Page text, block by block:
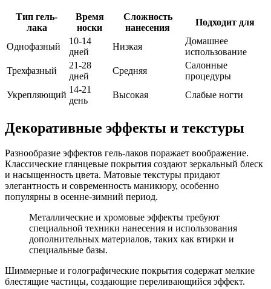
Тип гель-
лака
Время
носки
Сложность
нанесения
Подходит для
Однофазный
10-14
дней
Низкая
Домашнее
использование
Трехфазный
21-28
дней
Средняя
Салонные
процедуры
Укрепляющий
14-21
день
Высокая Слабые ногти
Декоративные эффекты и текстуры
Разнообразие эффектов гель-лаков поражает воображение.
Классические глянцевые покрытия создают зеркальный блеск
и насыщенность цвета. Матовые текстуры придают
элегантность и современность маникюру, особенно
популярны в осенне-зимний период.
Металлические и хромовые эффекты требуют
специальной техники нанесения и использования
дополнительных материалов, таких как втирки и
специальные базы.
Шиммерные и голографические покрытия содержат мелкие
блестящие частицы, создающие переливающийся эффект.